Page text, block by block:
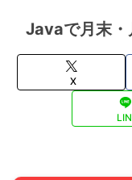
Javaで月末・
X